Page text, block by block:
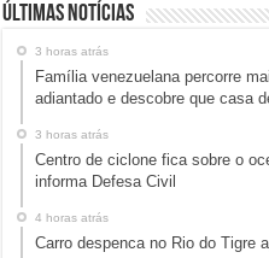
Últimas Notícias
3 horas atrás
Família venezuelana percorre
adiantado e descobre que casa
3 horas atrás
Centro de ciclone fica sobre o
informa Defesa Civil
4 horas atrás
Carro despenca no Rio do Tigre